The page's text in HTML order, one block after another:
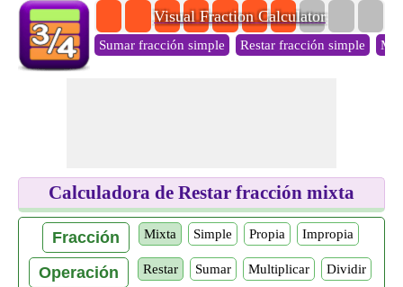
Visual Fraction Calculator
Sumar fracción simple Restar fracción simple
Calculadora de Restar fracción mixta
Fracción Mixta Simple Propia Impropia
Operación Restar Sumar Multiplicar Dividir